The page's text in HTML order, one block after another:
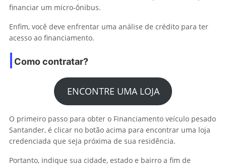
financiar um micro-ônibus.
Enfim, você deve enfrentar uma análise de crédito para ter
acesso ao financiamento.
Como contratar?
ENCONTRE UMA LOJA
O primeiro passo para obter o Financiamento veículo pesado
Santander, é clicar no botão acima para encontrar uma loja
credenciada que seja próxima de sua residência.
Portanto, indique sua cidade, estado e bairro a fim de